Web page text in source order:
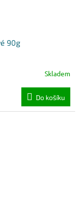
90g
Skladem
Do košíku